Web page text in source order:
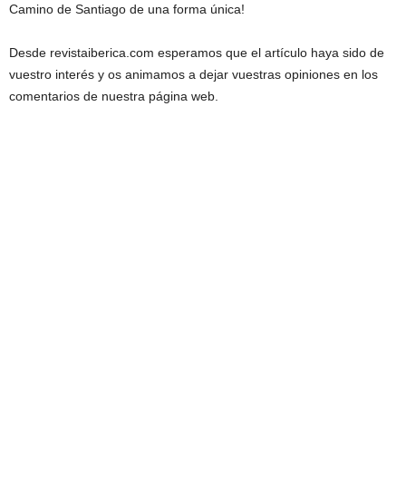
Camino de Santiago de una forma única!
Desde revistaiberica.com esperamos que el artículo haya sido de
vuestro interés y os animamos a dejar vuestras opiniones en los
comentarios de nuestra página web.